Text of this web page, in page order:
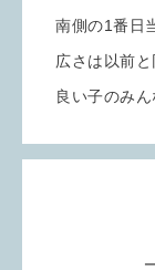
南側の1番日
広さは以前
良い子のみ